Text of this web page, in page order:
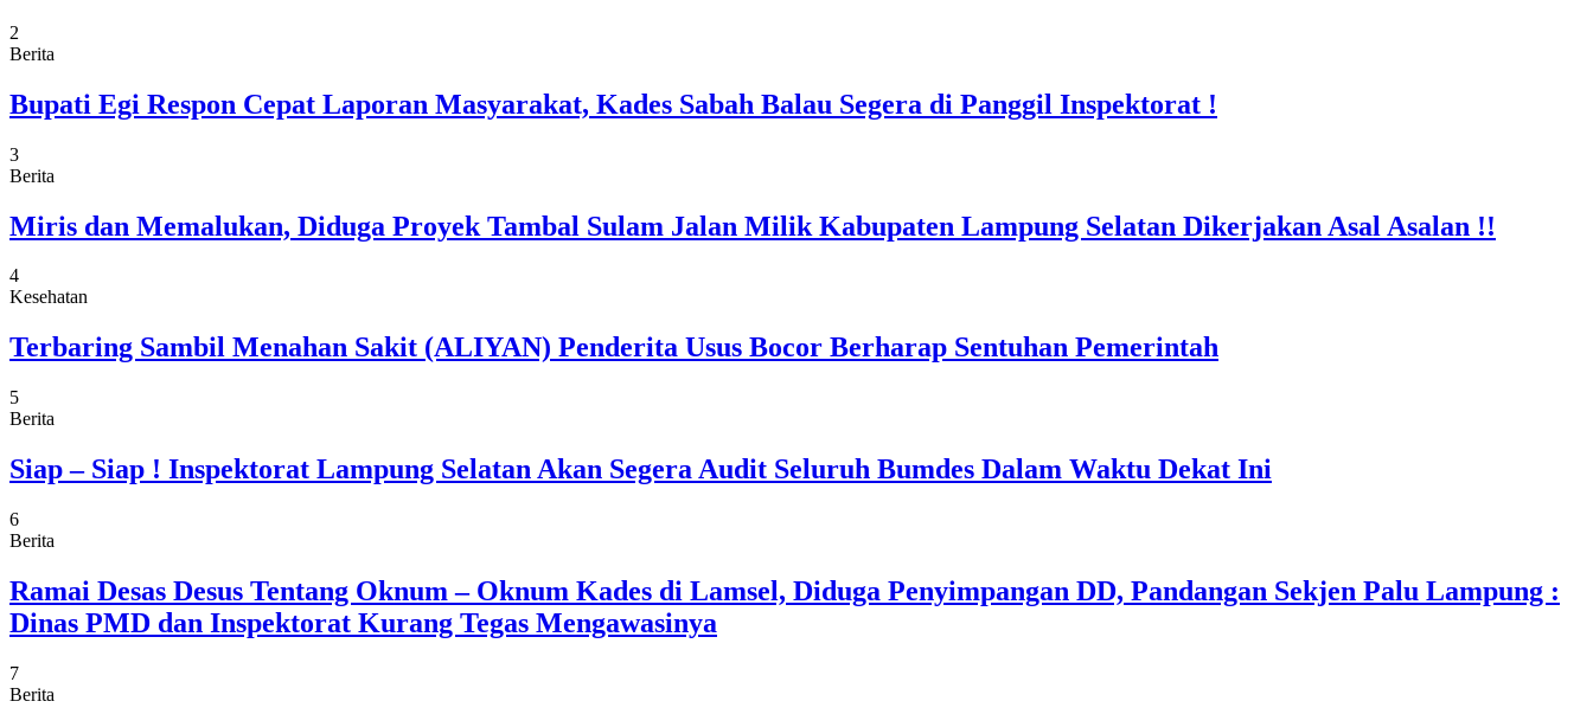
2
Berita
Bupati Egi Respon Cepat Laporan Masyarakat, Kades Sabah Balau Segera di Panggil Inspektorat !
3
Berita
Miris dan Memalukan, Diduga Proyek Tambal Sulam Jalan Milik Kabupaten Lampung Selatan Dikerjakan Asal Asalan !!
4
Kesehatan
Terbaring Sambil Menahan Sakit (ALIYAN) Penderita Usus Bocor Berharap Sentuhan Pemerintah
5
Berita
Siap – Siap ! Inspektorat Lampung Selatan Akan Segera Audit Seluruh Bumdes Dalam Waktu Dekat Ini
6
Berita
Ramai Desas Desus Tentang Oknum – Oknum Kades di Lamsel, Diduga Penyimpangan DD, Pandangan Sekjen Palu Lampung :
Dinas PMD dan Inspektorat Kurang Tegas Mengawasinya
7
Berita